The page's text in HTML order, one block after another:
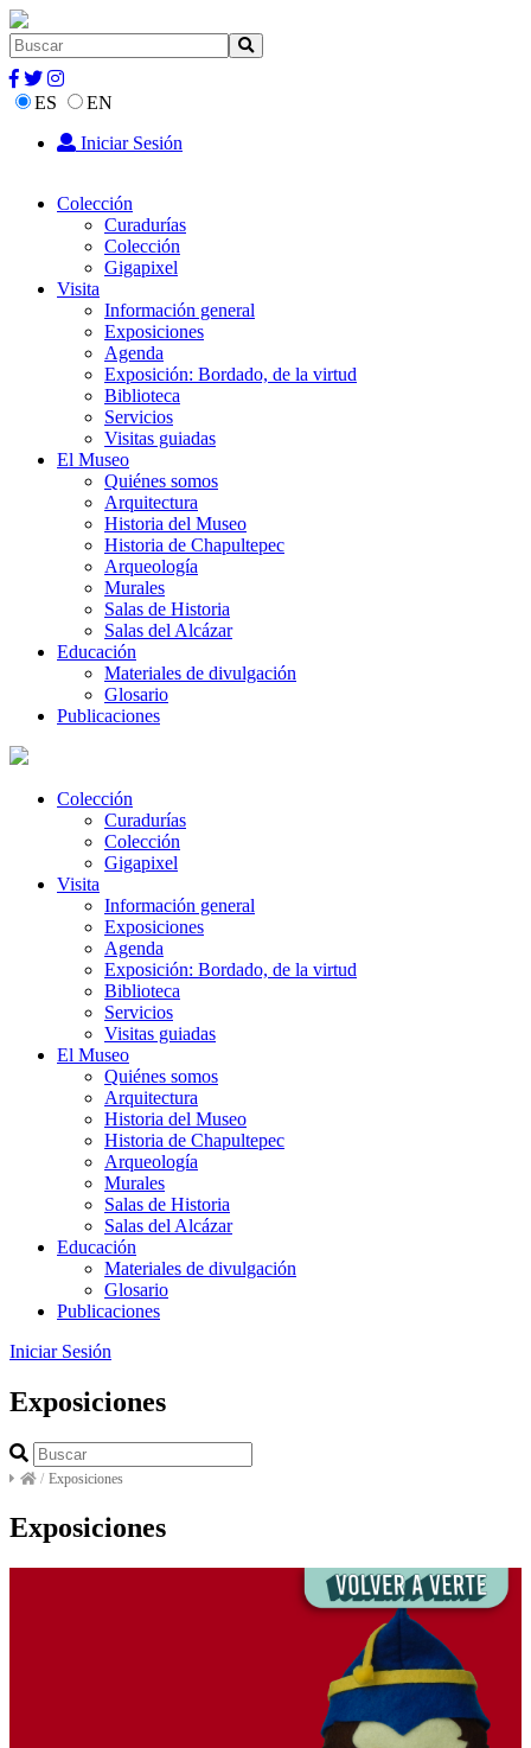
ES
EN
Iniciar Sesión
Colección
Curadurías
Colección
Gigapixel
Visita
Información general
Exposiciones
Agenda
Exposición: Bordado, de la virtud
Biblioteca
Servicios
Visitas guiadas
El Museo
Quiénes somos
Arquitectura
Historia del Museo
Historia de Chapultepec
Arqueología
Murales
Salas de Historia
Salas del Alcázar
Educación
Materiales de divulgación
Glosario
Publicaciones
Colección
Curadurías
Colección
Gigapixel
Visita
Información general
Exposiciones
Agenda
Exposición: Bordado, de la virtud
Biblioteca
Servicios
Visitas guiadas
El Museo
Quiénes somos
Arquitectura
Historia del Museo
Historia de Chapultepec
Arqueología
Murales
Salas de Historia
Salas del Alcázar
Educación
Materiales de divulgación
Glosario
Publicaciones
Iniciar Sesión
Exposiciones
/ Exposiciones
Exposiciones